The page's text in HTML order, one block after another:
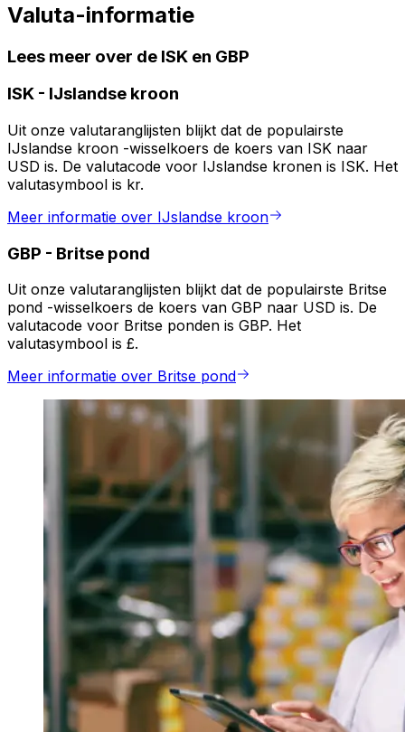
Valuta-informatie
Lees meer over de ISK en GBP
ISK - IJslandse kroon
Uit onze valutaranglijsten blijkt dat de populairste
IJslandse kroon -wisselkoers de koers van ISK naar
USD is. De valutacode voor IJslandse kronen is ISK. Het
valutasymbool is kr.
Meer informatie over IJslandse kroon
GBP - Britse pond
Uit onze valutaranglijsten blijkt dat de populairste Britse
pond -wisselkoers de koers van GBP naar USD is. De
valutacode voor Britse ponden is GBP. Het
valutasymbool is £.
Meer informatie over Britse pond